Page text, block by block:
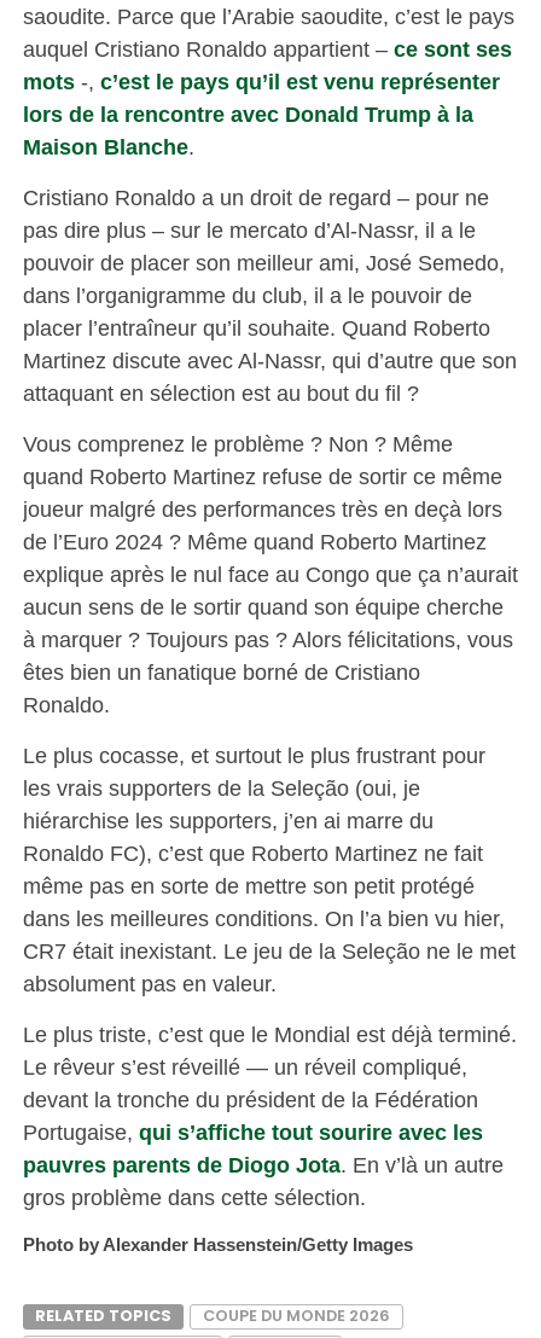
saoudite. Parce que l’Arabie saoudite, c’est le pays
auquel Cristiano Ronaldo appartient – ce sont ses
mots-, c’est le pays qu’il est venu représenter
lors de la rencontre avec Donald Trump à la
Maison Blanche.
Cristiano Ronaldo a un droit de regard – pour ne
pas dire plus – sur le mercato d’Al-Nassr, il a le
pouvoir de placer son meilleur ami, José Semedo,
dans l’organigramme du club, il a le pouvoir de
placer l’entraîneur qu’il souhaite. Quand Roberto
Martinez discute avec Al-Nassr, qui d’autre que son
attaquant en sélection est au bout du fil ?
Vous comprenez le problème ? Non ? Même
quand Roberto Martinez refuse de sortir ce même
joueur malgré des performances très en deçà lors
de l’Euro 2024 ? Même quand Roberto Martinez
explique après le nul face au Congo que ça n’aurait
aucun sens de le sortir quand son équipe cherche
à marquer ? Toujours pas ? Alors félicitations, vous
êtes bien un fanatique borné de Cristiano
Ronaldo.
Le plus cocasse, et surtout le plus frustrant pour
les vrais supporters de la Seleção (oui, je
hiérarchise les supporters, j’en ai marre du
Ronaldo FC), c’est que Roberto Martinez ne fait
même pas en sorte de mettre son petit protégé
dans les meilleures conditions. On l’a bien vu hier,
CR7 était inexistant. Le jeu de la Seleção ne le met
absolument pas en valeur.
Le plus triste, c’est que le Mondial est déjà terminé.
Le rêveur s’est réveillé — un réveil compliqué,
devant la tronche du président de la Fédération
Portugaise, qui s’affiche tout sourire avec les
pauvres parents de Diogo Jota. En v’là un autre
gros problème dans cette sélection.
Photo by Alexander Hassenstein/Getty Images
RELATED TOPICS
COUPE DU MONDE 2026